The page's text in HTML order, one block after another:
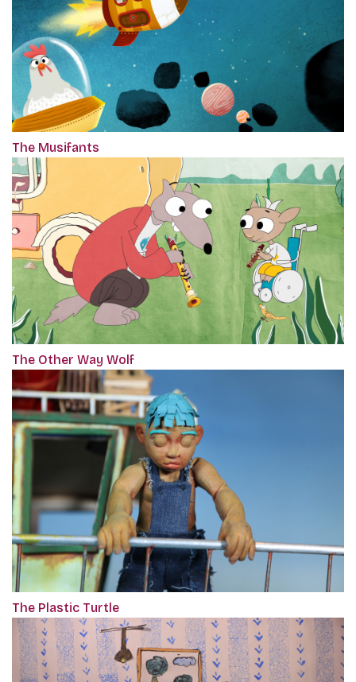
The Musifants
The Other Way Wolf
The Plastic Turtle